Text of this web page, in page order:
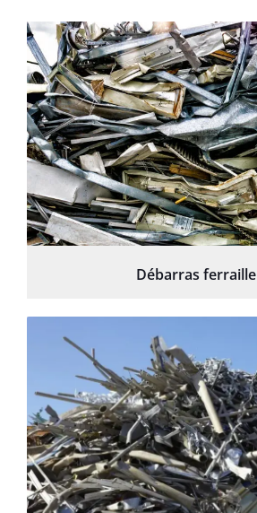
Débarras ferraille